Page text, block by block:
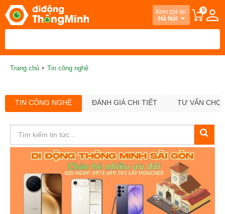
Xem giá tại:
Hà Nội
0
Trang chủ Tin công nghệ
TIN CÔNG NGHỆ ĐÁNH GIÁ CHI TIẾT TƯ VẤN